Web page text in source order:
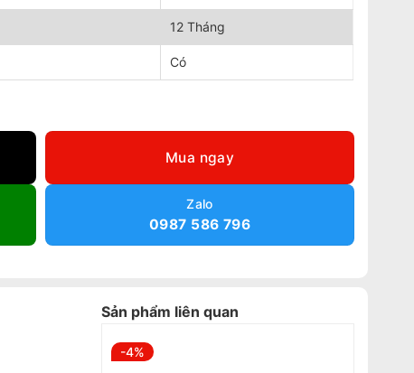
12 Tháng
Có
Mua ngay
Zalo
0987 586 796
Sản phẩm liên quan
-4%